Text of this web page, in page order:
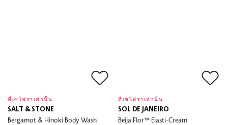
ที่เซโฟราเท่านั้น
SALT & STONE
Bergamot & Hinoki Body Wash
ที่เซโฟราเท่านั้น
SOL DE JANEIRO
Beija Flor™ Elasti-Cream